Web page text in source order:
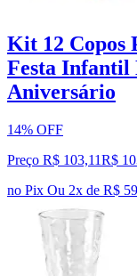
Kit 12 Copos
Festa Infantil
Aniversário
14% OFF
Preço R$ 103,11R$
no Pix Ou 2x de R$